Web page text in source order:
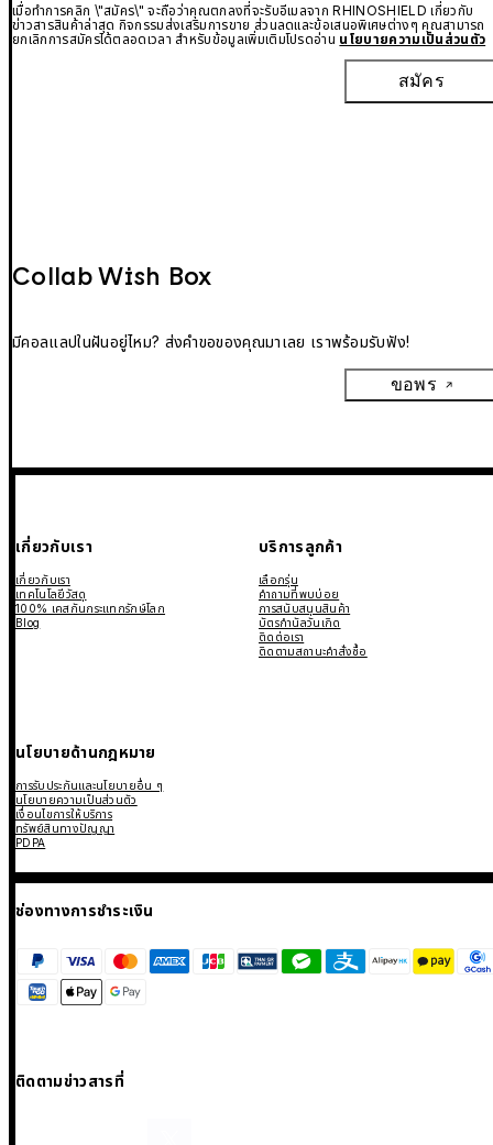
เมื่อทำการคลิก \"สมัคร\" จะถือว่าคุณตกลงที่จะรับอีเมลจาก RHINOSHIELD เกี่ยวกับ
ข่าวสารสินค้าล่าสุด กิจกรรมส่งเสริมการขาย ส่วนลดและข้อเสนอพิเศษต่างๆ คุณสามารถ
ยกเลิกการสมัครได้ตลอดเวลา สำหรับข้อมูลเพิ่มเติมโปรดอ่าน นโยบายความเป็นส่วนตัว
สมัคร
Collab Wish Box
มีคอลแลปในฝันอยู่ไหม? ส่งคำขอของคุณมาเลย เราพร้อมรับฟัง!
ขอพร
เกี่ยวกับเรา
เกี่ยวกับเรา
เทคโนโลยีวัสดุ
100% เคสกันกระแทกรักษ์โลก
Blog
บริการลูกค้า
เลือกรุ่น
คำถามที่พบบ่อย
การสนับสนุนสินค้า
บัตรกำนัลวันเกิด
ติดต่อเรา
ติดตามสถานะคำสั่งซื้อ
นโยบายด้านกฎหมาย
การรับประกันและนโยบายอื่น ๆ
นโยบายความเป็นส่วนตัว
เงื่อนไขการให้บริการ
ทรัพย์สินทางปัญญา
PDPA
ช่องทางการชำระเงิน
ติดตามข่าวสารที่